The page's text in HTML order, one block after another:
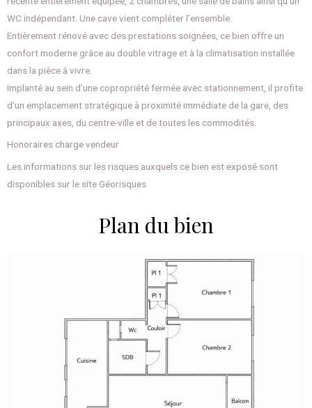
WC indépendant. Une cave vient compléter l’ensemble.
Entièrement rénové avec des prestations soignées, ce bien offre un
confort moderne grâce au double vitrage et à la climatisation installée
dans la pièce à vivre.
Implanté au sein d’une copropriété fermée avec stationnement, il profite
d’un emplacement stratégique à proximité immédiate de la gare, des
principaux axes, du centre-ville et de toutes les commodités.
Honoraires charge vendeur
Les informations sur les risques auxquels ce bien est exposé sont
disponibles sur le site Géorisques.
Plan du bien